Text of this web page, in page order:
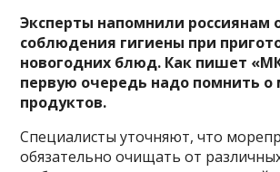
Эксперты напомнили россиянам
соблюдения гигиены при
новогодних блюд. Как пишет
первую очередь надо помнить о
продуктов.
Специалисты уточняют, что
обязательно очищать от